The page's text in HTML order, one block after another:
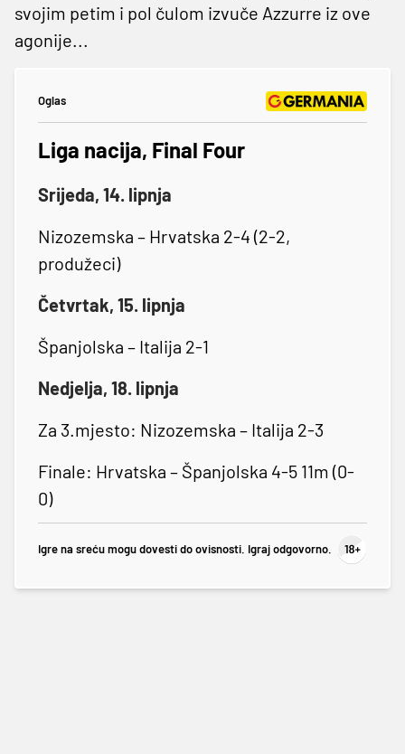
svojim petim i pol čulom izvuče Azzurre iz ove
agonije...
Oglas
Liga nacija, Final Four
Srijeda, 14. lipnja
Nizozemska – Hrvatska 2-4 (2-2,
produžeci)
Četvrtak, 15. lipnja
Španjolska – Italija 2-1
Nedjelja, 18. lipnja
Za 3.mjesto: Nizozemska – Italija 2-3
Finale: Hrvatska – Španjolska 4-5 11m (0-
0)
Igre na sreću mogu dovesti do ovisnosti. Igraj odgovorno.